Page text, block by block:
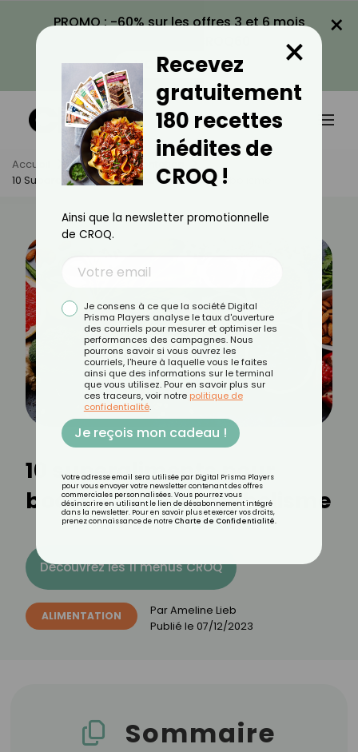
PROMO : -60% sur les offres 3 et 6 mois
VOIR LA PROMO
×
Accueil Actus
Alimentation
10 Superaliments Pour Booster Votre Métabolisme
10 superaliments pour
booster votre métabolisme
Découvrez les 11 menus CROQ
ALIMENTATION ParAmeline Lieb
Publié le 07/12/2023
Sommaire
Recevez
gratuitement
180 recettes
inédites de
CROQ !
×
Ainsi que la newsletter promotionnelle
de CROQ.
Je consens à ce que la société Digital
Prisma Players analyse le taux d'ouverture
des courriels pour mesurer et optimiser les
performances des campagnes. Nous
pourrons savoir si vous ouvrez les
courriels, l'heure à laquelle vous le faites
ainsi que des informations sur le terminal
que vous utilisez. Pour en savoir plus sur
ces traceurs, voir notre politique de
confidentialité.
Je reçois mon cadeau !
Votre adresse email sera utilisée par Digital Prisma Players
pour vous envoyer votre newsletter contenant des offres
commerciales personnalisées. Vous pourrez vous
désinscrire en utilisant le lien de désabonnement intégré
dans la newsletter. Pour en savoir plus et exercer vos droits,
prenez connaissance de notre Charte de Confidentialité.